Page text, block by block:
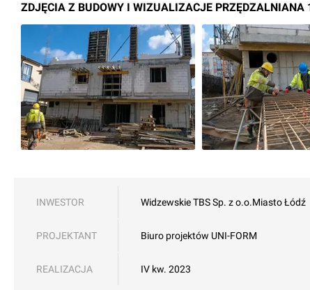
ZDJĘCIA Z BUDOWY I WIZUALIZACJE PRZĘDZALNIANA
INWESTOR Widzewskie TBS Sp. z o.o.Miasto Łódź
PROJEKTANT Biuro projektów UNI-FORM
REALIZACJA IV kw. 2023